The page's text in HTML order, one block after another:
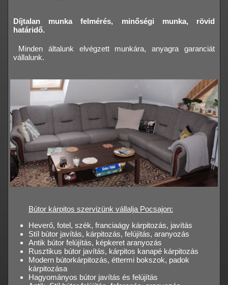
Díjtalan munka felmérés, minőségi munka, rövid
határidő.
Minden általunk elvégzett munkára, anyagra garanciát
vállalunk.
Bútor kárpitos szervizünk vállalja Pocsajon:
Heverő, fotel, szék, franciaágy kárpitozás, javítás
Stíl bútor javítás, kárpitozás, felújítás, aranyozás
Antik bútor felújítás, képkeret aranyozás
Rusztikus bútor javítás, kárpitos kanapé kárpitozás
Modern bútorkárpitozás, éttermi bokszok, padok
kárpitozása
Hagyományos bútor javítás és felújítás